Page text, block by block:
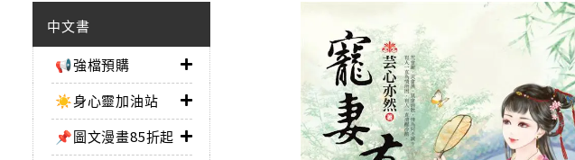
中文書
📢強檔預購
☀️身心靈加油站
📌圖文漫畫85折起